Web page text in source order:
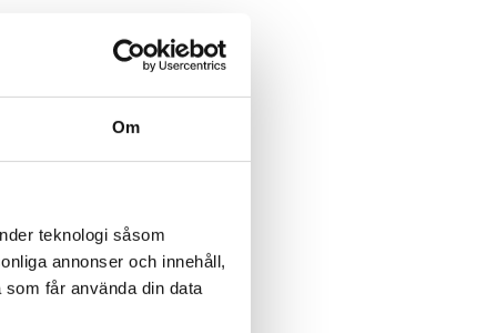
Om
teknologi såsom
annonser och innehåll,
får använda din data